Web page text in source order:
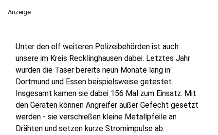
Anzeige
Unter den elf weiteren Polizeibehörden ist auch
unsere im Kreis Recklinghausen dabei. Letztes Jahr
wurden die Taser bereits neun Monate lang in
Dortmund und Essen beispielsweise getestet.
Insgesamt kamen sie dabei 156 Mal zum Einsatz. Mit
den Geräten können Angreifer außer Gefecht gesetzt
werden - sie verschießen kleine Metallpfeile an
Drähten und setzen kurze Stromimpulse ab.